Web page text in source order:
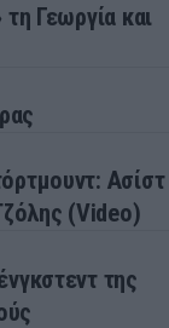
Γεωργία και
Ασίστ
(Video)
της